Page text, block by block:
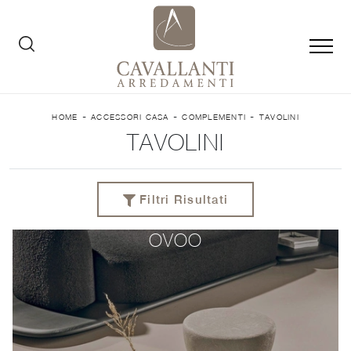
HOME - ACCESSORI CASA -COMPLEMENTI - TAVOLINI
TAVOLINI
Filtri Risultati
OVOO